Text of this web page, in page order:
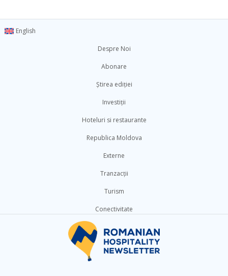
English
Despre Noi
Abonare
Știrea ediției
Investiții
Hoteluri si restaurante
Republica Moldova
Externe
Tranzacții
Turism
Conectivitate